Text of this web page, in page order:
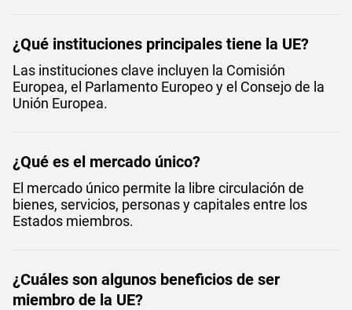
¿Qué instituciones principales tiene la UE?
Las instituciones clave incluyen la Comisión
Europea, el Parlamento Europeo y el Consejo de la
Unión Europea.
¿Qué es el mercado único?
El mercado único permite la libre circulación de
bienes, servicios, personas y capitales entre los
Estados miembros.
¿Cuáles son algunos beneficios de ser
miembro de la UE?